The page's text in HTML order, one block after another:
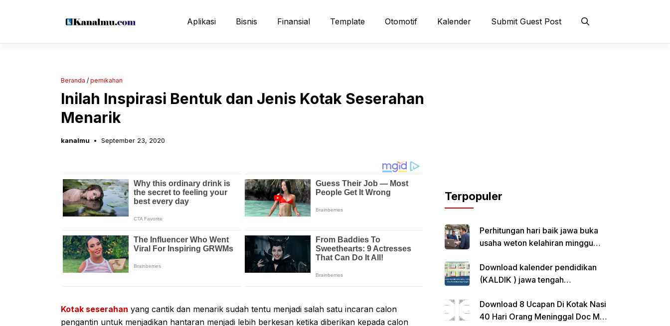
Aplikasi Bisnis Finansial Template Otomotif Kalender Submit Guest Post
Beranda / pernikahan
Inilah Inspirasi Bentuk dan Jenis Kotak Seserahan
Menarik
kanalmu September 23, 2020
Kotak seserahan yang cantik dan menarik sudah tentu menjadi salah satu incaran calon
pengantin untuk menjadikan hantaran menjadi lebih berkesan ketika diberikan kepada calon
Terpopuler
Perhitungan hari baik jawa buka
usaha weton kelahiran minggu
Download kalender pendidikan
(KALDIK ) jawa tengah
Download 8 Ucapan Di Kotak Nasi
40 Hari Orang Meninggal Doc Ms.